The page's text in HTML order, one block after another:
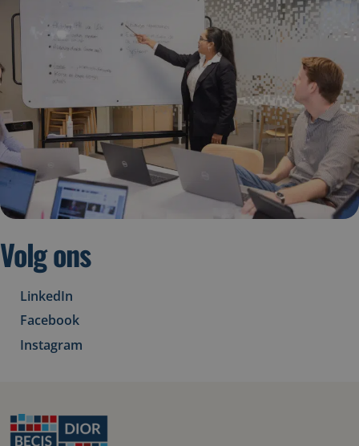
Volg ons
LinkedIn
Facebook
Instagram